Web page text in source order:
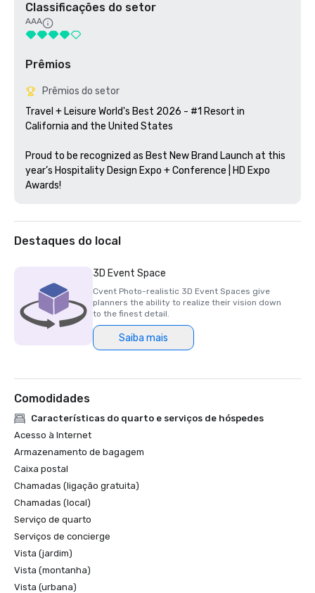
Classificações do setor
AAA
Prêmios
Prêmios do setor
Travel + Leisure World's Best 2026 - #1 Resort in
California and the United States
Proud to be recognized as Best New Brand Launch at this
year’s Hospitality Design Expo + Conference | HD Expo
Awards!
Destaques do local
3D Event Space
Cvent Photo-realistic 3D Event Spaces give
planners the ability to realize their vision down
to the finest detail.
Saiba mais
Comodidades
Características do quarto e serviços de hóspedes
Acesso à Internet
Armazenamento de bagagem
Caixa postal
Chamadas (ligação gratuita)
Chamadas (local)
Serviço de quarto
Serviços de concierge
Vista (jardim)
Vista (montanha)
Vista (urbana)